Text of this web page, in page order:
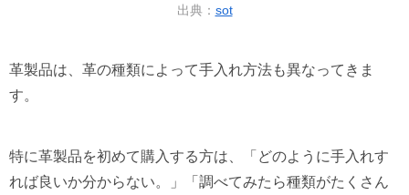
出典： sot
革製品は、革の種類によって手入れ方法も異なってきま
す。
特に革製品を初めて購入する方は、「どのように手入れす
れば良いか分からない。」「調べてみたら種類がたくさん